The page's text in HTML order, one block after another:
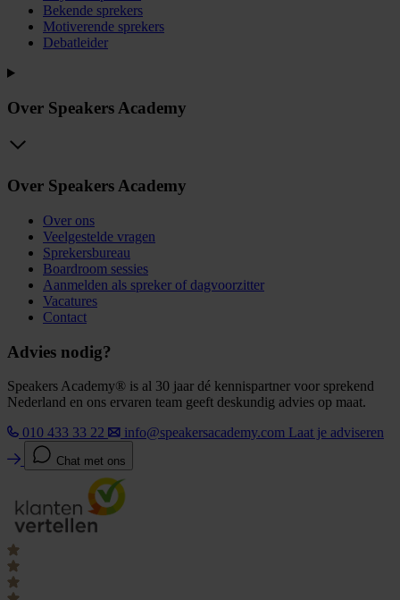
Bekende sprekers
Motiverende sprekers
Debatleider
Over Speakers Academy
Over Speakers Academy
Over ons
Veelgestelde vragen
Sprekersbureau
Boardroom sessies
Aanmelden als spreker of dagvoorzitter
Vacatures
Contact
Advies nodig?
Speakers Academy® is al 30 jaar dé kennispartner voor sprekend
Nederland en ons ervaren team geeft deskundig advies op maat.
010 433 33 22
info@speakersacademy.com Laat je adviseren
Chat met ons